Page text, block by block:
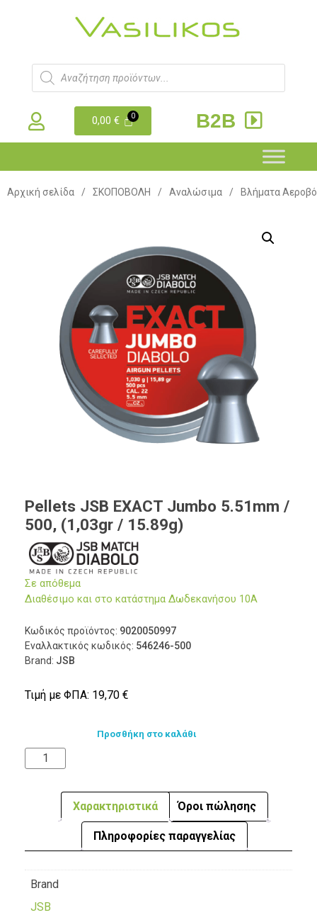
0,00€ B2B
Αρχική σελίδα / ΣΚΟΠΟΒΟΛΗ / Αναλώσιμα / Βλήματα
Pellets JSB EXACT Jumbo 5.51mm /
500, (1,03gr / 15.89g)
Σε απόθεμα
Διαθέσιμο και στο κατάστημα Δωδεκανήσου 10Α
Κωδικός προϊόντος: 9020050997
Εναλλακτικός κωδικός: 546246-500
Brand: JSB
Τιμή με ΦΠΑ: 19,70 €
Προσθήκη στο καλάθι
Χαρακτηριστικά Όροι πώλησης
Πληροφορίες παραγγελίας
Brand
JSB